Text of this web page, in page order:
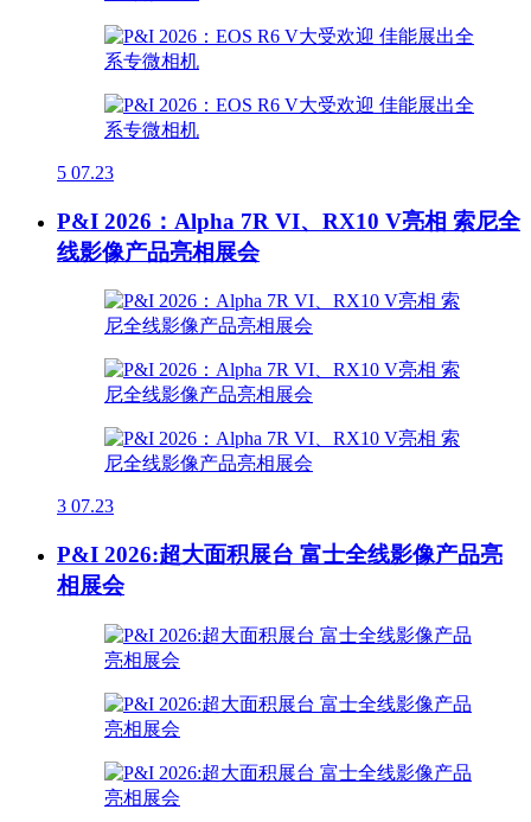
5 07.23
P&I 2026：Alpha 7R VI、RX10 V亮相 索尼全
线影像产品亮相展会
3 07.23
P&I 2026:超大面积展台 富士全线影像产品亮
相展会